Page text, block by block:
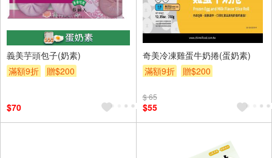
義美芋頭包子(奶素)
滿額9折
贈$200
$70
奇美冷凍雞蛋牛奶捲(蛋奶素)
滿額9折
贈$200
$ 65
$55